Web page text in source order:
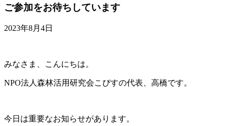
ご参加をお待ちしています
2023年8月4日
みなさま、こんにちは。
NPO法人森林活用研究会こぴすの代表、高橋です。
今日は重要なお知らせがあります。